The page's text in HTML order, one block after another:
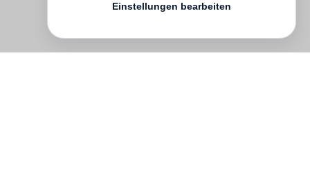
Einstellungen bearbeiten